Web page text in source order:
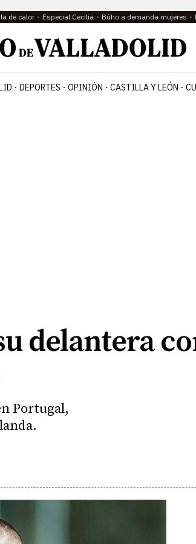
de calor Especial Cecilia Búho a demanda mujeres
DEPORTES OPINIÓN CASTILLA Y LEÓN
delantera
Portugal,